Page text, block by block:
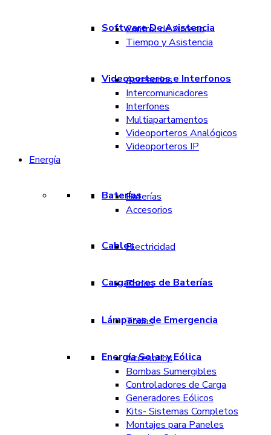
Software De Asistencia
Control de Acceso
Tiempo y Asistencia
Videoporteros e Interfonos
Accesorios
Intercomunicadores
Interfones
Multiapartamentos
Videoporteros Analógicos
Videoporteros IP
Energía
BateríasBaterías
Accesorios
CablesElectricidad
Cargadores de Baterías
Todos
Lámparas de Emergencia
Todos
Energía Solar y Eólica
Accesorios
Bombas Sumergibles
Controladores de Carga
Generadores Eólicos
Kits- Sistemas Completos
Montajes para Paneles